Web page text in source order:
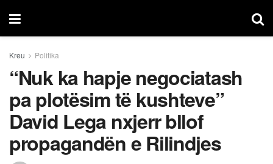
Kreu Politika
“Nuk ka hapje negociatash
pa plotësim të kushteve”
David Lega nxjerr bllof
propagandën e Rilindjes